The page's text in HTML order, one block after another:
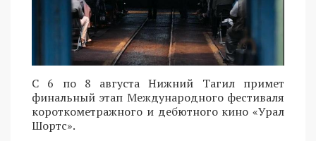
С 6 по 8 августа Нижний Тагил примет
финальный этап Международного фестиваля
короткометражного и дебютного кино «Урал
Шортс».